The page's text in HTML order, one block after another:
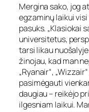
Mergina sako, jog
egzaminų laikui
pasuks. „Klasiokai
universitetus,
tarsi likau
žinojau, kad man
„Ryanair“,
pasimėgauti
daugiau – reikėjo
ilgesniam laikui.